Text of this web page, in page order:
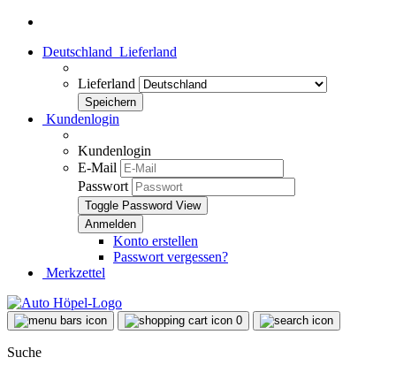
Deutschland Lieferland
Lieferland
Kundenlogin
Kundenlogin
E-Mail
Passwort
Toggle Password View
Konto erstellen
Passwort vergessen?
Merkzettel
0
Suche